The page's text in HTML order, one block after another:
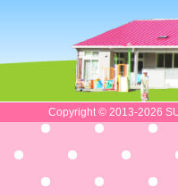
Copyright © 2013-2026